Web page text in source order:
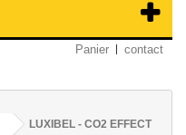
Panier contact
LUXIBEL - CO2 EFFECT